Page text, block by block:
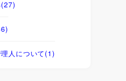
(27)
人について(1)